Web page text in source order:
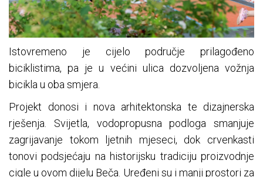
Istovremeno je cijelo područje prilagođeno
biciklistima, pa je u većini ulica dozvoljena vožnja
bicikla u oba smjera.
Projekt donosi i nova arhitektonska te dizajnerska
rješenja. Svijetla, vodopropusna podloga smanjuje
zagrijavanje tokom ljetnih mjeseci, dok crvenkasti
tonovi podsjećaju na historijsku tradiciju proizvodnje
cigle u ovom dijelu Beča. Uređeni su i manji prostori za